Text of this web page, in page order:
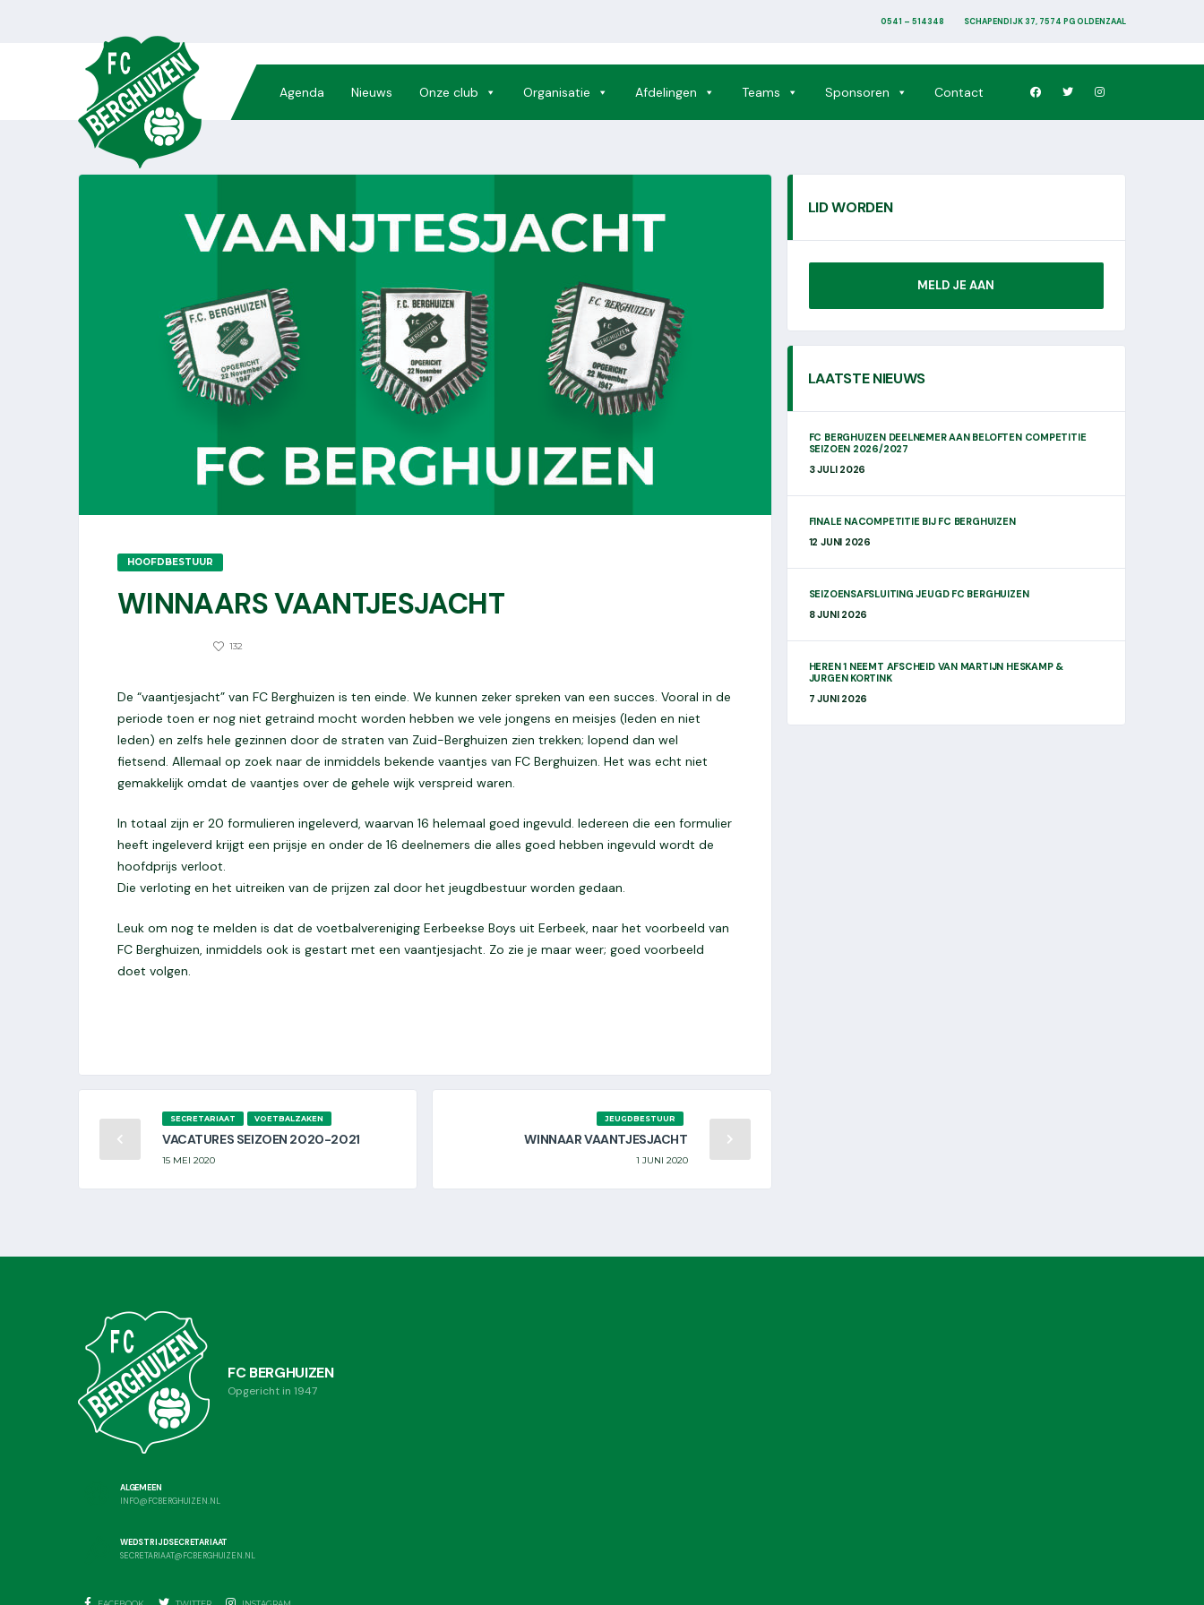
0541 – 514348 SCHAPENDIJK 37, 7574 PG OLDENZAAL
Agenda Nieuws Onze club Organisatie Afdelingen Teams Sponsoren Contact
HOOFDBESTUUR
WINNAARS VAANTJESJACHT
132
De “vaantjesjacht” van FC Berghuizen is ten einde. We kunnen zeker spreken van een succes. Vooral in de
periode toen er nog niet getraind mocht worden hebben we vele jongens en meisjes (leden en niet
leden) en zelfs hele gezinnen door de straten van Zuid-Berghuizen zien trekken; lopend dan wel
fietsend. Allemaal op zoek naar de inmiddels bekende vaantjes van FC Berghuizen. Het was echt niet
gemakkelijk omdat de vaantjes over de gehele wijk verspreid waren.
In totaal zijn er 20 formulieren ingeleverd, waarvan 16 helemaal goed ingevuld. Iedereen die een formulier
heeft ingeleverd krijgt een prijsje en onder de 16 deelnemers die alles goed hebben ingevuld wordt de
hoofdprijs verloot.
Die verloting en het uitreiken van de prijzen zal door het jeugdbestuur worden gedaan.
Leuk om nog te melden is dat de voetbalvereniging Eerbeekse Boys uit Eerbeek, naar het voorbeeld van
FC Berghuizen, inmiddels ook is gestart met een vaantjesjacht. Zo zie je maar weer; goed voorbeeld
doet volgen.
SECRETARIAAT VOETBALZAKEN
VACATURES SEIZOEN 2020-2021
15 MEI 2020
JEUGDBESTUUR
WINNAAR VAANTJESJACHT
1 JUNI 2020
LID WORDEN
MELD JE AAN
LAATSTE NIEUWS
FC BERGHUIZEN DEELNEMER AAN BELOFTEN COMPETITIE
SEIZOEN 2026/2027
3 JULI 2026
FINALE NACOMPETITIE BIJ FC BERGHUIZEN
12 JUNI 2026
SEIZOENSAFSLUITING JEUGD FC BERGHUIZEN
8 JUNI 2026
HEREN 1 NEEMT AFSCHEID VAN MARTIJN HESKAMP &
JURGEN KORTINK
7 JUNI 2026
FC BERGHUIZEN
Opgericht in 1947
ALGEMEEN
INFO@FCBERGHUIZEN.NL
WEDSTRIJDSECRETARIAAT
SECRETARIAAT@FCBERGHUIZEN.NL